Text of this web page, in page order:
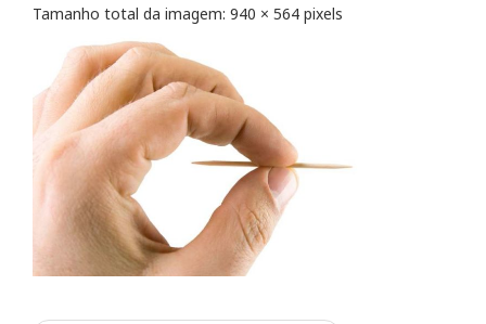
Tamanho total da imagem: 940 × 564 pixels